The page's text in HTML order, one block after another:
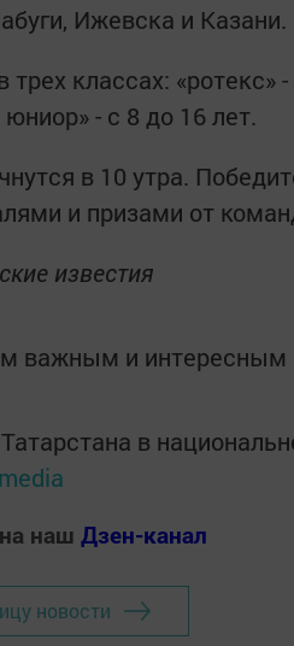
Ижевска и Казани.
классах: «ротекс»
- с 8 до 16 лет.
в 10 утра.
и призами от
известия
важным и интересным
в
наш Дзен-канал
новости